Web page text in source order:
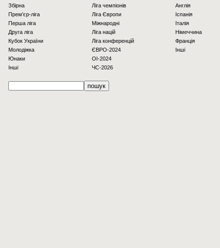
Збірна
Прем'єр-ліга
Перша ліга
Друга ліга
Кубок України
Молодіжка
Юнаки
Інші
Ліга чемпіонів
Ліга Європи
Міжнародні
Ліга націй
Ліга конференцій
ЄВРО-2024
OI-2024
ЧС-2026
Англія
Іспанія
Італія
Німеччина
Франція
Інші